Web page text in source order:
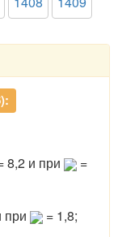
8,2 и при
=
при
= 1,8;